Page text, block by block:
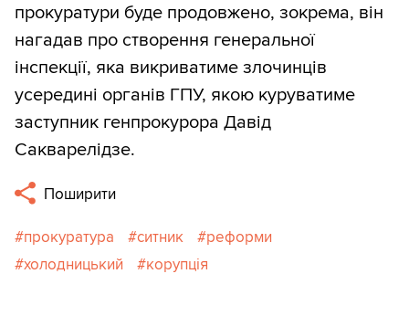
прокуратури буде продовжено, зокрема, він
нагадав про створення генеральної
інспекції, яка викриватиме злочинців
усередині органів ГПУ, якою куруватиме
заступник генпрокурора Давід
Сакварелідзе.
Поширити
прокуратура ситник
реформи
холодницький
корупція